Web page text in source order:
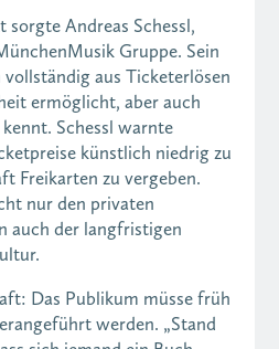
sorgte Andreas Schessl,
Gruppe. Sein
aus Ticketerlösen
ermöglicht, aber auch
Schessl warnte
künstlich niedrig zu
Freikarten zu vergeben.
nur den privaten
auch der langfristigen
Das Publikum müsse früh
werden. „Stand